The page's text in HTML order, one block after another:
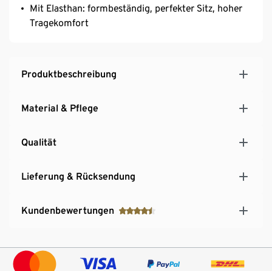
Mit Elasthan: formbeständig, perfekter Sitz, hoher
Tragekomfort
Produktbeschreibung
Material & Pflege
Qualität
Lieferung & Rücksendung
Kundenbewertungen